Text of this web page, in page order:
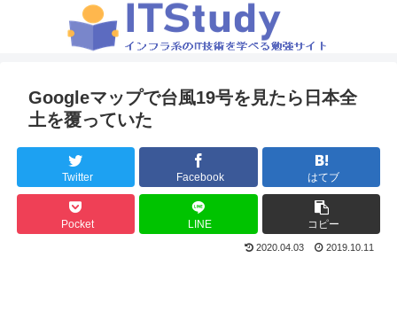
Googleマップで台風19号を見たら日本全
土を覆っていた
Twitter Facebook はてブ
Pocket LINE コピー
2020.04.03 2019.10.11